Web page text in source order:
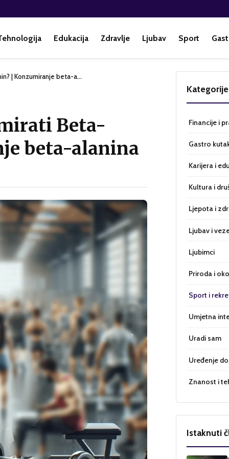
Edukacija Zdravlje Ljubav Sport
| Konzumiranje beta-a…
Beta-
beta-alanina
Kategorije
Financije i
Gastro
Karijera i
Kultura i
Ljepota i
Ljubav i
Ljubimci
Priroda i
Sport i
Umjetna
Uradi sam
Uređenje
Znanost i
Istaknuti